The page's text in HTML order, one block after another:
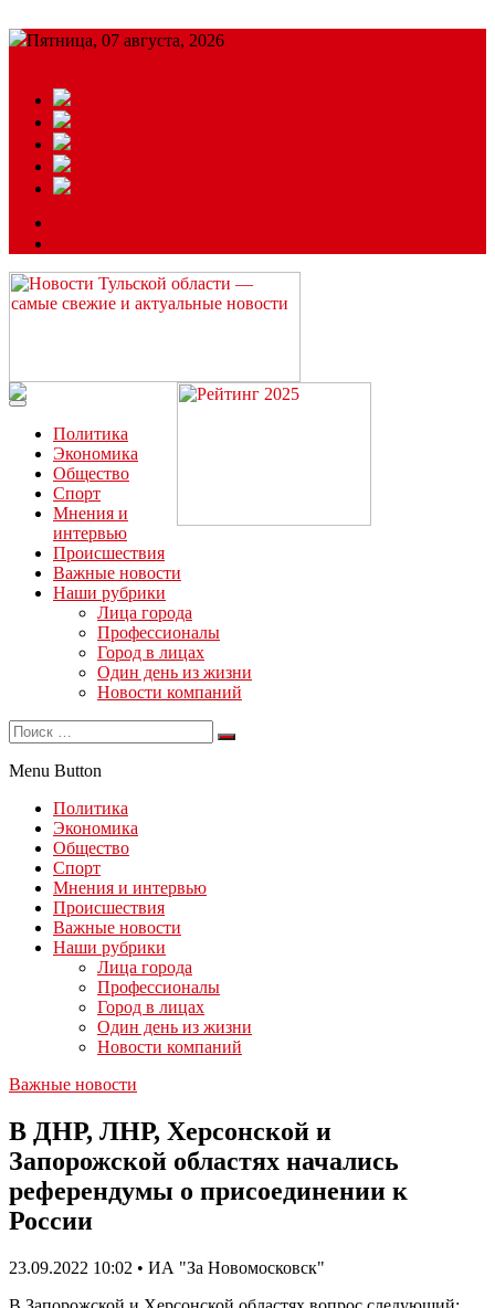
Пятница, 07 августа, 2026
Читайте последние новости дня в Тульской области на сайте
“ЗаНовомосковск”
Политика
Экономика
Общество
Спорт
Мнения и
интервью
Происшествия
Важные новости
Наши рубрики
Лица города
Профессионалы
Город в лицах
Один день из жизни
Новости компаний
Menu Button
Политика
Экономика
Общество
Спорт
Мнения и интервью
Происшествия
Важные новости
Наши рубрики
Лица города
Профессионалы
Город в лицах
Один день из жизни
Новости компаний
Важные новости
В ДНР, ЛНР, Херсонской и
Запорожской областях начались
референдумы о присоединении к
России
23.09.2022 10:02 • ИА "За Новомосковск"